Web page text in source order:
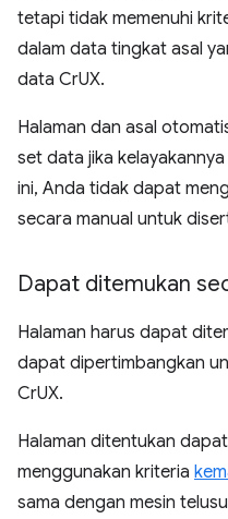
tetapi tidak memenuhi
dalam data tingkat asal
data CrUX.
Halaman dan asal
set data jika
ini, Anda tidak dapat
secara manual untuk
Dapat ditemukan
Halaman harus dapat
dapat dipertimbangkan
CrUX.
Halaman ditentukan
menggunakan kriteria
sama dengan mesin